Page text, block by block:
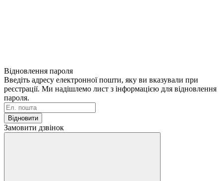
Відновлення пароля
Введіть адресу електронної пошти, яку ви вказували при
реєстрації. Ми надішлемо лист з інформацією для відновлення
пароля.
Відновити
Замовити дзвінок